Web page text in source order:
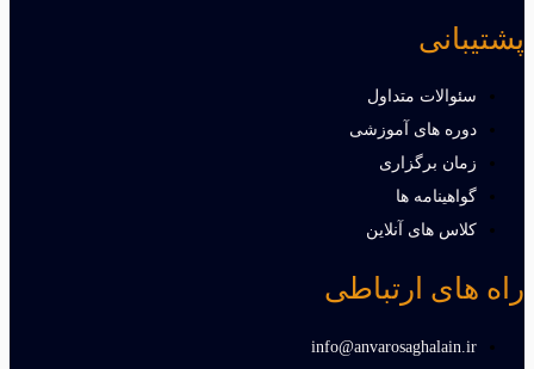
پشتیبانی
سئوالات متداول
دوره های آموزشی
زمان برگزاری
گواهینامه ها
کلاس های آنلاین
راه های ارتباطی
info@anvarosaghalain.ir​